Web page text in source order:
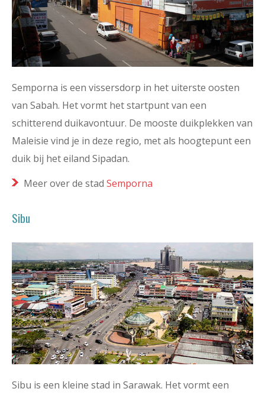
Semporna is een vissersdorp in het uiterste oosten
van Sabah. Het vormt het startpunt van een
schitterend duikavontuur. De mooste duikplekken van
Maleisie vind je in deze regio, met als hoogtepunt een
duik bij het eiland Sipadan.
Meer over de stad Semporna
Sibu
Sibu is een kleine stad in Sarawak. Het vormt een